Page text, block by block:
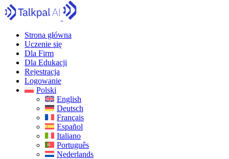
Strona główna
Uczenie się
Dla Firm
Dla Edukacji
Rejestracja
Logowanie
Polski
English
Deutsch
Français
Español
Italiano
Português
Nederlands